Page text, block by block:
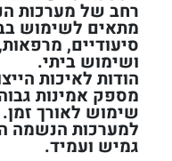
רחב של מערכות
מתאים לשימוש
סיעודיים,
ושימוש ביתי.
מספק אמינות
שימוש לאורך זמן.
למערכות הנשמה
גמיש ועמיד.